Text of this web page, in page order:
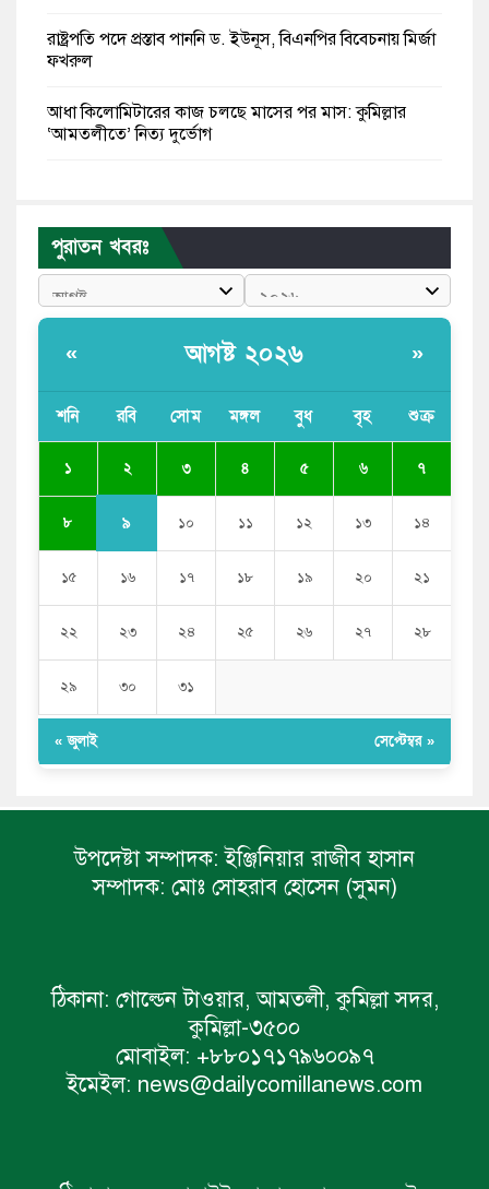
রাষ্ট্রপতি পদে প্রস্তাব পাননি ড. ইউনূস, বিএনপির বিবেচনায় মির্জা
ফখরুল
আধা কিলোমিটারের কাজ চলছে মাসের পর মাস: কুমিল্লার
‘আমতলীতে’ নিত্য দুর্ভোগ
পুলিশকে পিটিয়ে রক্তাক্ত করেছি এ দৃশ্য কি আপনারা দেখেননি:
এনসিপি নেতা
সরকার
সজীব ওয়াজেদ জয়
পুরাতন খবরঃ
« আগষ্ট ২০২৬ »
শনি রবি সোম মঙ্গল বুধ বৃহ শুক্র
১ ২ ৩ ৪ ৫ ৬ ৭
৮ ৯ ১০ ১১ ১২ ১৩ ১৪
১৫ ১৬ ১৭ ১৮ ১৯ ২০ ২১
২২ ২৩ ২৪ ২৫ ২৬ ২৭ ২৮
২৯ ৩০ ৩১
« জুলাই সেপ্টেম্বর »
উপদেষ্টা সম্পাদক: ইঞ্জিনিয়ার রাজীব হাসান
সম্পাদক: মোঃ সোহরাব হোসেন (সুমন)
ঠিকানা: গোল্ডেন টাওয়ার, আমতলী, কুমিল্লা সদর,
কুমিল্লা-৩৫০০
মোবাইল: +৮৮০১৭১৭৯৬০০৯৭
ইমেইল: news@dailycomillanews.com